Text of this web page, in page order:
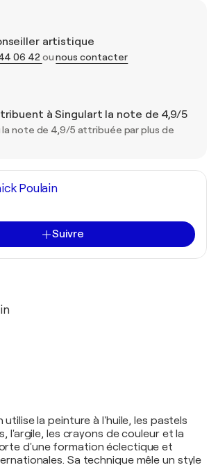
artistique
06 42ounous contacter
à Singulart la note de 4,9/5
la note de 4,9/5 attribuée par plus de
Poulain
Suivre
utilise la peinture à l'huile, les pastels
l'argile, les crayons de couleur et la
d'une formation éclectique et
Sa technique mêle un style